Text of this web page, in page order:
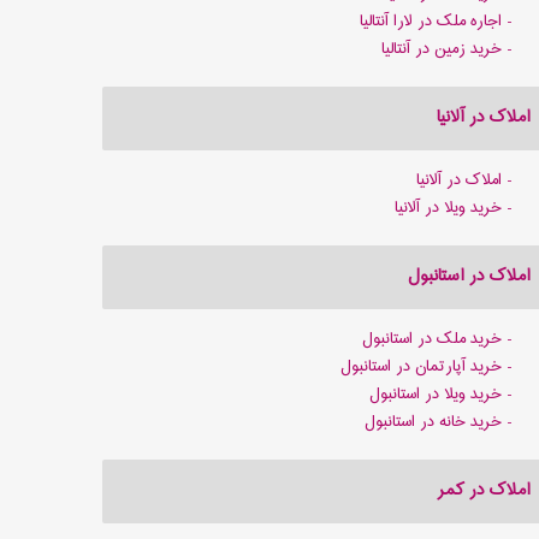
اجاره ملک در لارا آنتالیا
خرید زمین در آنتالیا
املاک در آلانیا
املاک در آلانیا
خرید ویلا در آلانیا
املاک در استانبول
خرید ملک در استانبول
خرید آپارتمان در استانبول
خرید ویلا در استانبول
خرید خانه در استانبول
املاک در کمر